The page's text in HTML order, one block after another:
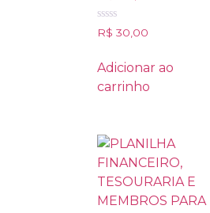
Avaliação
0
5
R$ 30,00
Adicionar ao
carrinho